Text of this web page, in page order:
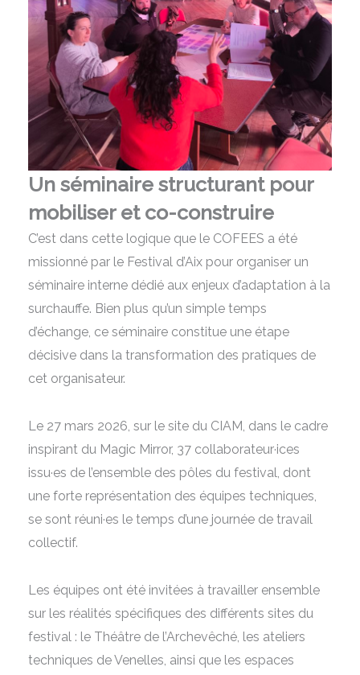
Un séminaire structurant pour
mobiliser et co-construire
C’est dans cette logique que le COFEES a été
missionné par le Festival d’Aix pour organiser un
séminaire interne dédié aux enjeux d’adaptation à la
surchauffe. Bien plus qu’un simple temps
d’échange, ce séminaire constitue une étape
décisive dans la transformation des pratiques de
cet organisateur.
Le 27 mars 2026, sur le site du CIAM, dans le cadre
inspirant du Magic Mirror, 37 collaborateur·ices
issu·es de l’ensemble des pôles du festival, dont
une forte représentation des équipes techniques,
se sont réuni·es le temps d’une journée de travail
collectif.
Les équipes ont été invitées à travailler ensemble
sur les réalités spécifiques des différents sites du
festival : le Théâtre de l’Archevêché, les ateliers
techniques de Venelles, ainsi que les espaces